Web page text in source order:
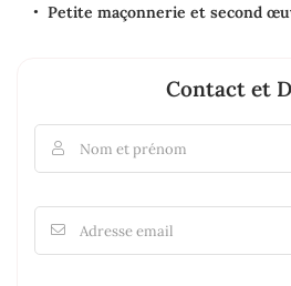
Petite maçonnerie et second
Contact et
 Nom et prénom
 Adresse email